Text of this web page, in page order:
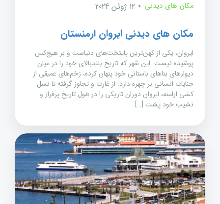
مکان های دیدنی 12 ژوئن 2024
مکان های دیدنی ایروان ارمنستان
ایروان، یکی از کهن‌ترین پایتخت‌های دنیاست و بر هیچ‌کس
پوشیده نیست. این شهر که تاریخ بلندبالای خود را در میان
دیوارهای بناهای باستانی خود پنهان کرده، زخم‌های عمیقی از
جنایات انسانی بر چهره دارد: از غارت و تجاوز گرفته تا نسل
کشی ارامنه، ایروان دوران تاریکی را در طول تاریخ پرفراز و
نشیب خود پشت […]